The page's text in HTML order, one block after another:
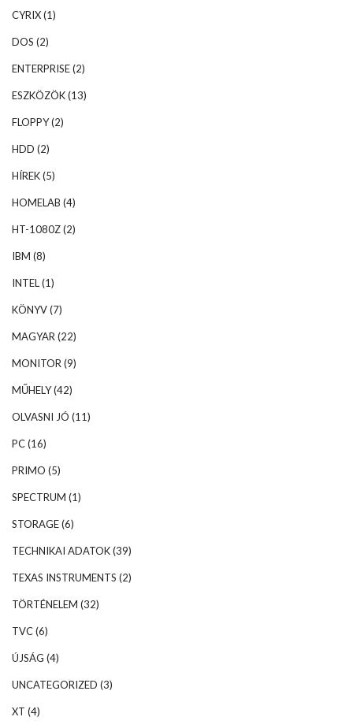
CYRIX(1)
DOS (2)
ENTERPRISE(2)
ESZKÖZÖK(13)
FLOPPY(2)
HDD (2)
HÍREK(5)
HOMELAB (4)
HT-1080Z(2)
IBM (8)
INTEL(1)
KÖNYV(7)
MAGYAR(22)
MONITOR(9)
MŰHELY(42)
OLVASNI JÓ (11)
PC(16)
PRIMO (5)
SPECTRUM (1)
STORAGE(6)
TECHNIKAI ADATOK(39)
TEXAS INSTRUMENTS (2)
TÖRTÉNELEM (32)
TVC(6)
ÚJSÁG (4)
UNCATEGORIZED (3)
XT (4)